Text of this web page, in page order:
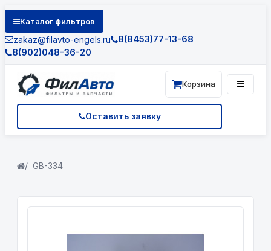
Каталог фильтров
zakaz@filavto-engels.ru
8(8453)77-13-68
8(902)048-36-20
Оставить заявку
Корзина
GB-334